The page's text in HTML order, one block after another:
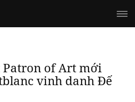
of Art mới
vinh danh Đế